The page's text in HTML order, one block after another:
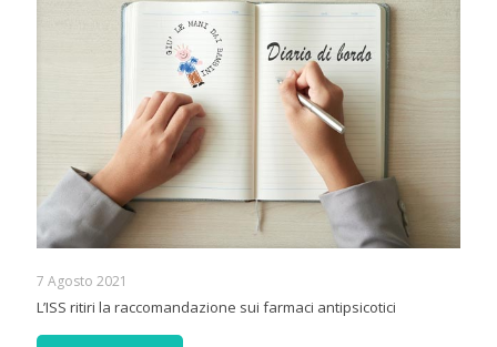
7 Agosto 2021
L’ISS ritiri la raccomandazione sui farmaci antipsicotici